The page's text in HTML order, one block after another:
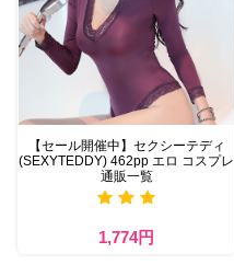
【セール開催中】セクシーテディ
(SEXYTEDDY) 462pp エロ コスプレ
通販一覧
1,774円